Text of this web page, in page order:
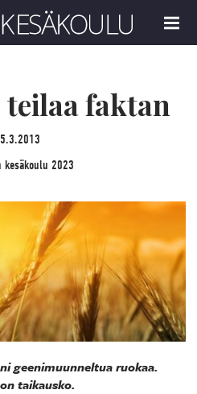
MENU
faktan
kesäkoulu 2023
geenimuunneltua ruokaa.
taikausko.